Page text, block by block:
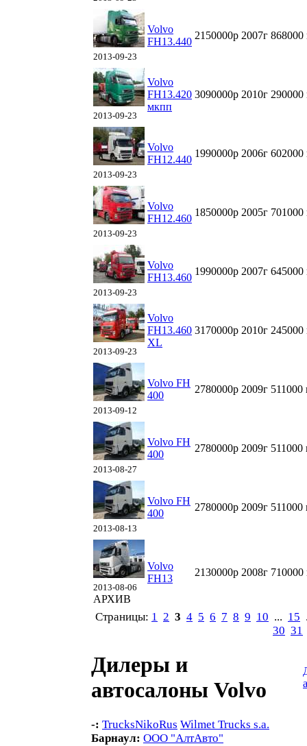
2013-09-23
Volvo
FH13.440
2150000р 2007г 868000
2013-09-23
Volvo
FH13.420
мкпп
3090000р 2010г 290000
2013-09-23
Volvo
FH12.440
1990000р 2006г 602000
2013-09-23
Volvo
FH12.460
1850000р 2005г 701000
2013-09-23
Volvo
FH13.460
1990000р 2007г 645000
2013-09-23
Volvo
FH13.460
XL
3170000р 2010г 245000
2013-09-12
Volvo FH
400
2780000р 2009г 511000
2013-08-27
Volvo FH
400
2780000р 2009г 511000
2013-08-13
Volvo FH
400
2780000р 2009г 511000
2013-08-06
АРХИВ
Volvo
FH13
2130000р 2008г 710000
Страницы: 1 2 3 4 5 6 7 8 9 10 ... 15
30 31
Дилеры и
автосалоны Volvo
-: TrucksNikoRus Wilmet Trucks s.a.
Барнаул: ООО "АлтАвто"